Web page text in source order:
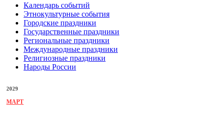
Календарь событий
Этнокультурные события
Городские праздники
Государственные праздники
Региональные праздники
Международные праздники
Религиозные праздники
Народы России
2029
МАРТ